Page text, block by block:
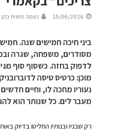
15/06/2026 נעמה משיח כהן
ביני חיכה חמישים שנה.
מסודרים, משפחה, שגרה
לדפוק בחזה. כשסוף סוף
מוכן: כרטיס טיסה
נעוריו מחכה לו, וחיים
מעבר לים. כל שנותר הוא
רק שבניו ובנותיו החליטו בדיוק